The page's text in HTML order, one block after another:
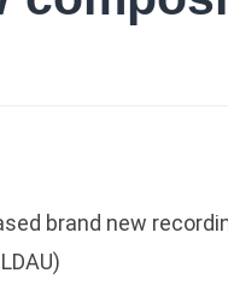
brand new